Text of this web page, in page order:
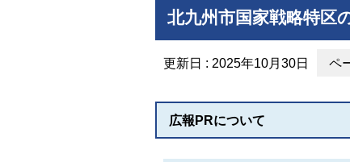
北九州市国家戦略特区
更新日 : 2025年10月30日 ペ
広報PRについて